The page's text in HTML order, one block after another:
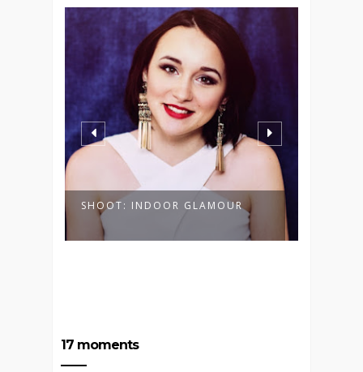
SHOOT: INDOOR GLAMOUR
17 moments